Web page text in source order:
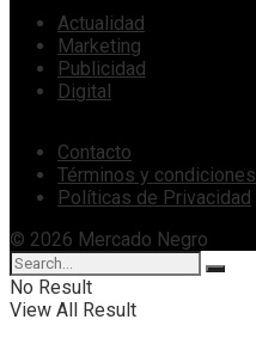
Actualidad
Marketing
Publicidad
Digital
Contacto
Términos y condiciones
Políticas de Privacidad
© 2026 Mercado Negro
No Result
View All Result